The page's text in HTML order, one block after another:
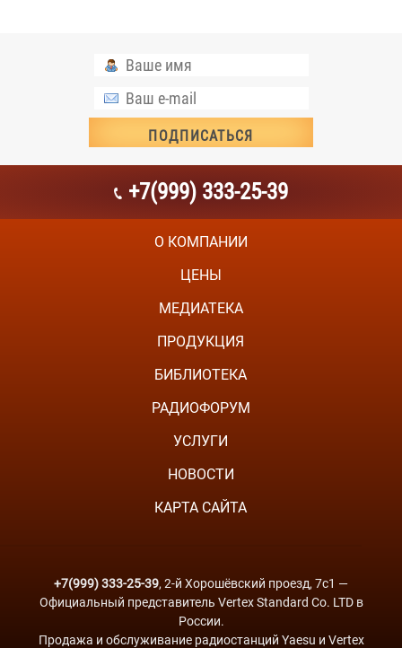
+7(999) 333-25-39
О КОМПАНИИ
ЦЕНЫ
МЕДИАТЕКА
ПРОДУКЦИЯ
БИБЛИОТЕКА
РАДИОФОРУМ
УСЛУГИ
НОВОСТИ
КАРТА САЙТА
+7(999) 333-25-39, 2-й Хорошёвский проезд, 7с1 —
Официальный представитель Vertex Standard Co. LTD в
России.
Продажа и обслуживание радиостанций Yaesu и Vertex